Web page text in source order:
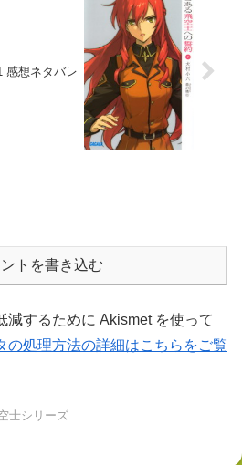
感想ネタバレ
トを書き込む
減するために Akismet を使って
の処理方法の詳細はこちらをご覧
士シリーズ